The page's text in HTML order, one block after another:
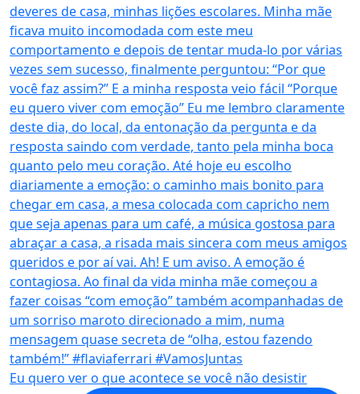
Eu quero ver o que acontece se você não desistir